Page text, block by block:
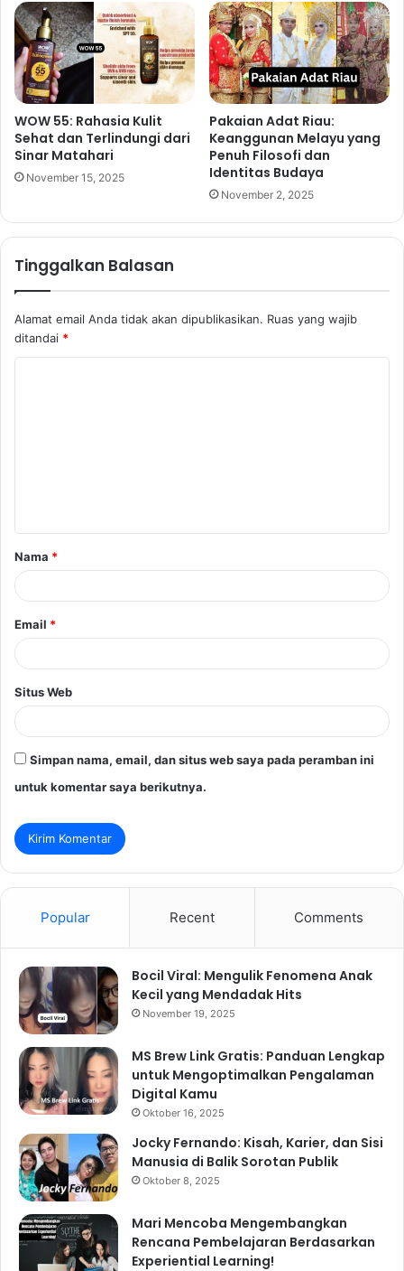
WOW 55: Rahasia Kulit
Sehat dan Terlindungi dari
Sinar Matahari
November 15, 2025
Pakaian Adat Riau:
Keanggunan Melayu yang
Penuh Filosofi dan
Identitas Budaya
November 2, 2025
Tinggalkan Balasan
Alamat email Anda tidak akan dipublikasikan. Ruas yang wajib
ditandai *
a
r
Nama *
Email *
Situs Web
Simpan nama, email, dan situs web saya pada peramban ini
untuk komentar saya berikutnya.
Popular Recent Comments
Bocil Viral: Mengulik Fenomena Anak
Kecil yang Mendadak Hits
November 19, 2025
MS Brew Link Gratis: Panduan Lengkap
untuk Mengoptimalkan Pengalaman
Digital Kamu
Oktober 16, 2025
Jocky Fernando: Kisah, Karier, dan Sisi
Manusia di Balik Sorotan Publik
Oktober 8, 2025
Mari Mencoba Mengembangkan
Rencana Pembelajaran Berdasarkan
Experiential Learning!